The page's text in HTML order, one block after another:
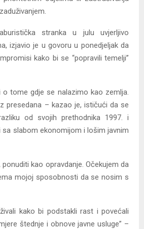
stranka u julu uvjerljivo
izjavio je u govoru u ponedjeljak da
kako bi se “popravili temelji”
tome gdje se nalazimo kao zemlja.
presedana – kazao je, ističući da se
od svojih prethodnika 1997. i
sa slabom ekonomijom i lošim javnim
kao opravdanje. Očekujem da
mojoj sposobnosti da se nosim s
kako bi podstakli rast i povećali
štednje i obnove javne usluge” –